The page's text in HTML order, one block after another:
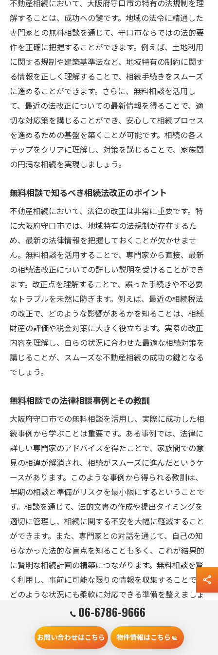
不動産相続において、大阪府守口市の特有の法規制を理
解することは、成功への鍵です。地域の法令に精通した
専門家との無料相談を通じて、守口市ならではの法的要
件を正確に把握することができます。例えば、土地利用
に関する規制や建築基準法など、地域特有の制約に関す
る情報を正しく理解することで、相続手続きをスムーズ
に進めることができます。さらに、無料相談を活用し
て、最近の法改正についての最新情報を得ることで、適
切な対応策を講じることができ、安心して相続プロセス
を進めるための基盤を築くことが可能です。相続の各ス
テップをクリアに理解し、対策を講じることで、家族間
の円満な相続を実現しましょう。
無料相談で知るべき相続法改正のポイント
不動産相続において、法律の改正は非常に重要です。特
に大阪府守口市では、地域特有の法規制が存在するた
め、最新の法律情報を把握しておくことが欠かせませ
ん。無料相談を活用することで、専門家から直接、最新
の相続法改正についての詳しい説明を受けることができ
ます。改正点を理解することで、誤った手続きや不必要
なトラブルを未然に防ぎます。例えば、最近の相続税法
の改正で、どのような影響があるかを知ることは、相続
財産の評価や税金対策に大きく役立ちます。実際の改正
内容を理解し、自らの状況に合わせた最適な相続対策を
講じることが、スムーズな不動産相続の成功の鍵となる
でしょう。
無料相談での法律相談事例とその教訓
大阪府守口市での無料相談を活用し、実際に成功した相
続事例から学ぶことは重要です。ある事例では、法律に
詳しい専門家のアドバイスを得たことで、家族間での意
見の相違が解消され、相続がスムーズに進んだというケ
ースがあります。このような事例から得られる教訓は、
早期の相談と準備がリスクを最小限にするということで
す。相談を通じて、法的文書の作成や提出タイミングを
適切に管理し、相続に関する不安を大幅に軽減すること
ができます。また、専門家との対話を通じて、自己の知
らなかった法的な盲点を知ることも多く、これが結果的
に賢明な相続計画の構築につながります。無料相談を賢
く利用し、事前に可能な限りの情報を収集することで、
どのような状況にも柔軟に対応できる準備を整えましょ
06-6786-9666
お問い合わせはこちら 物件情報はこちら